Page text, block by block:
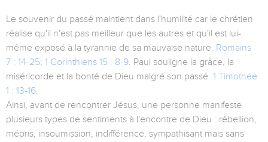
Le souvenir du passé maintient dans l'humilité car le chrétien
réalise qu'il n'est pas meilleur que les autres et qu'il est lui-
même exposé à la tyrannie de sa mauvaise nature. Romains
7 : 14-25; 1 Corinthiens 15 : 8-9. Paul souligne la grâce, la
miséricorde et la bonté de Dieu malgré son passé. 1 Timothée
1 : 13-16.
Ainsi, avant de rencontrer Jésus, une personne manifeste
plusieurs types de sentiments à l'encontre de Dieu : rébellion,
mépris, insoumission, indifférence, sympathisant mais sans